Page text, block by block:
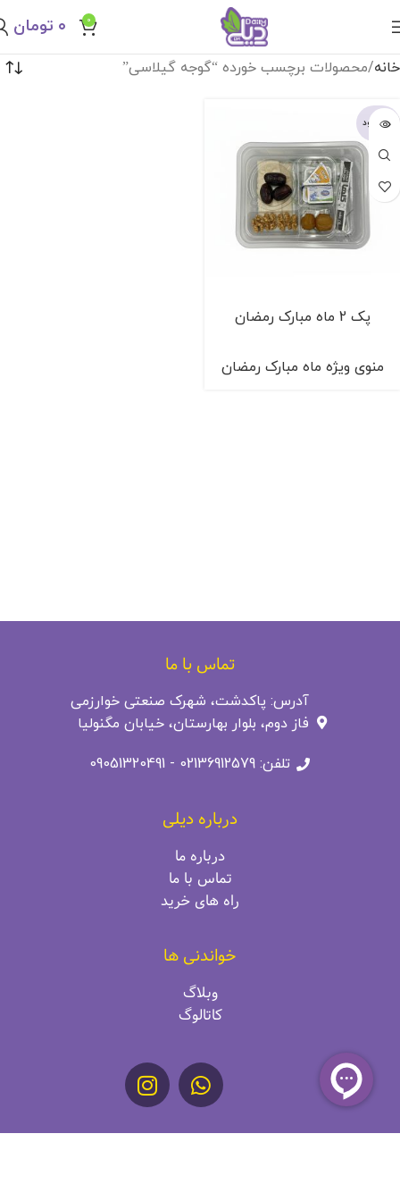
0 ۰ تومان
خانه محصولات برچسب خورده “گوجه گیلاسی”
ناموجود
پک 2 ماه مبارک رمضان
منوی ویژه ماه مبارک رمضان
تماس با ما
آدرس: پاکدشت، شهرک صنعتی خوارزمی
فاز دوم، بلوار بهارستان، خیابان مگنولیا
تلفن: 02136912579 - 09051320491
درباره دیلی
درباره ما
تماس با ما
راه‌ های خرید
خواندنی ها
وبلاگ
کاتالوگ